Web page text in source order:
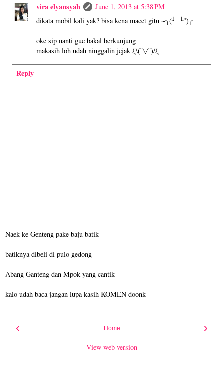
vira elyansyah
June 1, 2013 at 5:38 PM
dikata mobil kali yak? bisa kena macet gitu ~╮(╯_╰")╭
oke sip nanti gue bakal berkunjung
makasih loh udah ninggalin jejak ξ\(ˇ▽ˇ)/ξ
Reply
Naek ke Genteng pake baju batik
batiknya dibeli di pulo gedong
Abang Ganteng dan Mpok yang cantik
kalo udah baca jangan lupa kasih KOMEN doonk
‹ ›
Home
View web version